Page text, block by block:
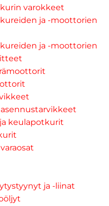
varokkeet
ja -moottorien
ja -moottorien
keulapotkurit
ja -liinat